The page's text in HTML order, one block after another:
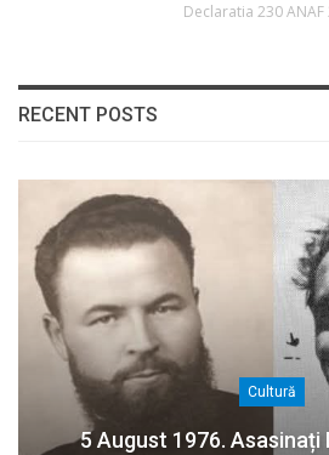
Declaratia 230 ANAF
RECENT POSTS
Cultură
5 August 1976. Asasinați